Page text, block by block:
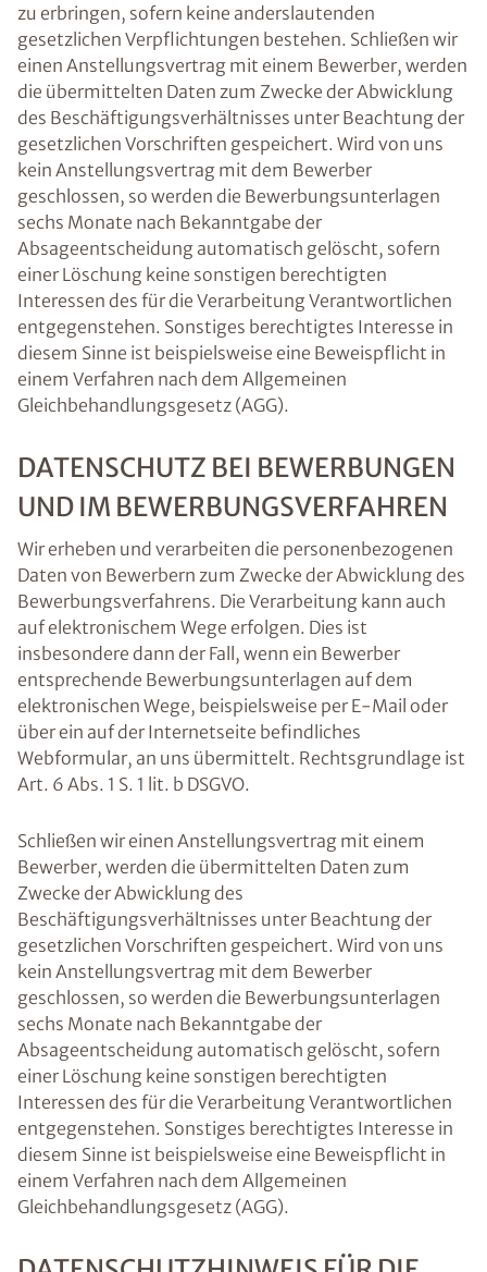
zu erbringen, sofern keine anderslautenden
gesetzlichen Verpflichtungen bestehen. Schließen wir
einen Anstellungsvertrag mit einem Bewerber, werden
die übermittelten Daten zum Zwecke der Abwicklung
des Beschäftigungsverhältnisses unter Beachtung der
gesetzlichen Vorschriften gespeichert. Wird von uns
kein Anstellungsvertrag mit dem Bewerber
geschlossen, so werden die Bewerbungsunterlagen
sechs Monate nach Bekanntgabe der
Absageentscheidung automatisch gelöscht, sofern
einer Löschung keine sonstigen berechtigten
Interessen des für die Verarbeitung Verantwortlichen
entgegenstehen. Sonstiges berechtigtes Interesse in
diesem Sinne ist beispielsweise eine Beweispflicht in
einem Verfahren nach dem Allgemeinen
Gleichbehandlungsgesetz (AGG).
DATENSCHUTZ BEI BEWERBUNGEN
UND IM BEWERBUNGSVERFAHREN
Wir erheben und verarbeiten die personenbezogenen
Daten von Bewerbern zum Zwecke der Abwicklung des
Bewerbungsverfahrens. Die Verarbeitung kann auch
auf elektronischem Wege erfolgen. Dies ist
insbesondere dann der Fall, wenn ein Bewerber
entsprechende Bewerbungsunterlagen auf dem
elektronischen Wege, beispielsweise per E-Mail oder
über ein auf der Internetseite befindliches
Webformular, an uns übermittelt. Rechtsgrundlage ist
Art. 6 Abs. 1 S. 1 lit. b DSGVO.
Schließen wir einen Anstellungsvertrag mit einem
Bewerber, werden die übermittelten Daten zum
Zwecke der Abwicklung des
Beschäftigungsverhältnisses unter Beachtung der
gesetzlichen Vorschriften gespeichert. Wird von uns
kein Anstellungsvertrag mit dem Bewerber
geschlossen, so werden die Bewerbungsunterlagen
sechs Monate nach Bekanntgabe der
Absageentscheidung automatisch gelöscht, sofern
einer Löschung keine sonstigen berechtigten
Interessen des für die Verarbeitung Verantwortlichen
entgegenstehen. Sonstiges berechtigtes Interesse in
diesem Sinne ist beispielsweise eine Beweispflicht in
einem Verfahren nach dem Allgemeinen
Gleichbehandlungsgesetz (AGG).